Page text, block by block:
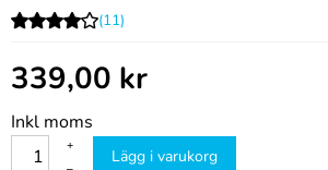
(11)
339,00 kr
Inkl moms
+
Lägg i varukorg